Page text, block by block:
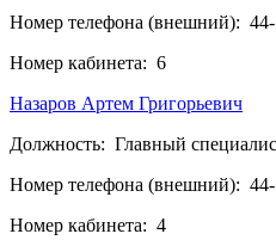
Номер телефона (внешний):
Номер кабинета: 6
Назаров Артем Григорьевич
Должность: Главный
Номер телефона (внешний):
Номер кабинета: 4